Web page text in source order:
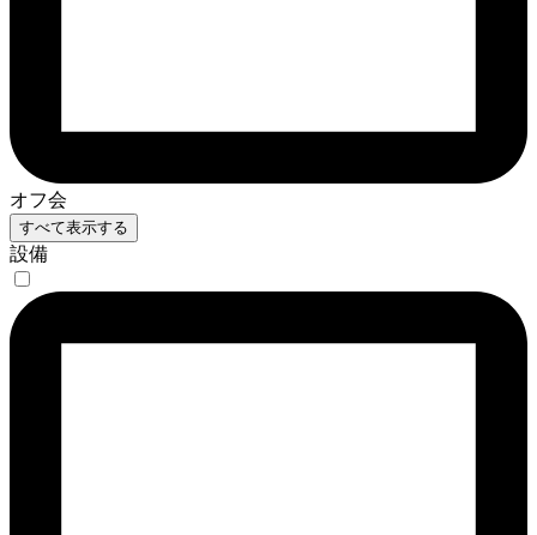
オフ会
すべて表示する
設備